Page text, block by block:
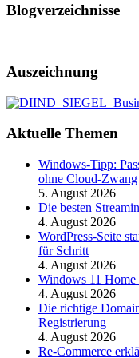
Blogverzeichnisse
Auszeichnung
Aktuelle Themen
Windows-Tipp:
ohne Cloud-Zwang
5. August 2026
Die besten
4. August 2026
WordPress-Seite
für Schritt
4. August 2026
Windows 11 Home
4. August 2026
Die richtige
Registrierung
4. August 2026
Re-Commerce